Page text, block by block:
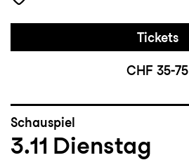
Tickets
CHF 35-75
Schauspiel
3.11 Dienstag